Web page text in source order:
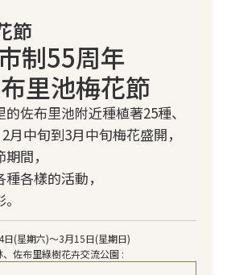
節
制55周年
里池梅花節
佐布里池附近種植著25種、
月中旬到3月中旬梅花盛開，
間，
各樣的活動，
(星期六)～3月15日(星期日)
佐布里綠樹花卉交流公園 :